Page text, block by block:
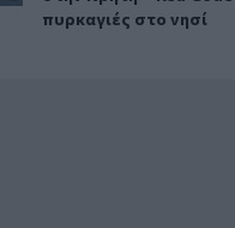
πυρκαγιές στο νησί